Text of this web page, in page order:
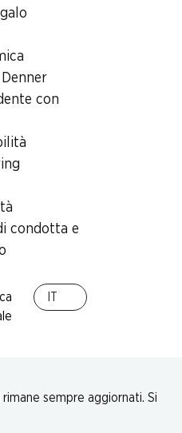
con
condotta e
sempre aggiornati. Si